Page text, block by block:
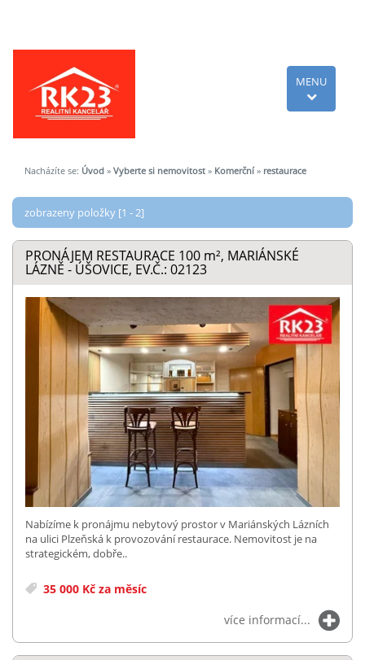
MENU
Nacházíte se: Úvod » Vyberte si nemovitost » Komerční » restaurace
zobrazeny položky [1 - 2]
PRONÁJEM RESTAURACE 100 m², MARIÁNSKÉ
LÁZNĚ - ÚŠOVICE, EV.Č.: 02123
Nabízíme k pronájmu nebytový prostor v Mariánských Lázních
na ulici Plzeňská k provozování restaurace. Nemovitost je na
strategickém, dobře..
35 000 Kč za měsíc
více informací...